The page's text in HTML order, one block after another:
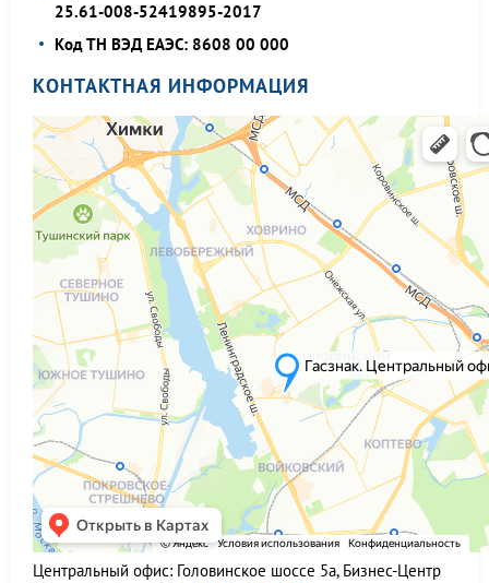
25.61-008-52419895-2017
Код ТН ВЭД ЕАЭС: 8608 00 000
КОНТАКТНАЯ ИНФОРМАЦИЯ
Центральный офис: Головинское шоссе 5а, Бизнес-Центр